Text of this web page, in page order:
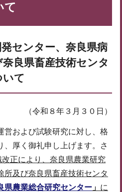
て
センター、奈良県病
良県畜産技術センタ
いて
（令和８年３月３０日）
営および試験研究に対し、格
、厚く御礼申し上げます。さ
正により、奈良県農業研究
所及び奈良県畜産技術センタ
県農業総合研究センター 」 に